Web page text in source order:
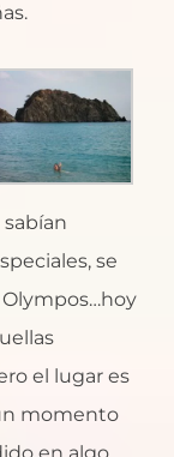
se
el lugar es
momento